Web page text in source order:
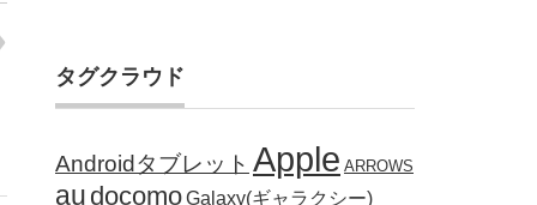
タグクラウド
Androidタブレット Apple ARROWS
au docomoGalaxy(ギャラクシー)